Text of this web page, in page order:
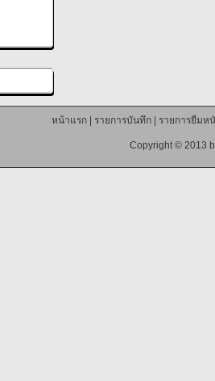
หน้าแรก| รายการบันทึก| รายการยืมห
Copyright © 2013